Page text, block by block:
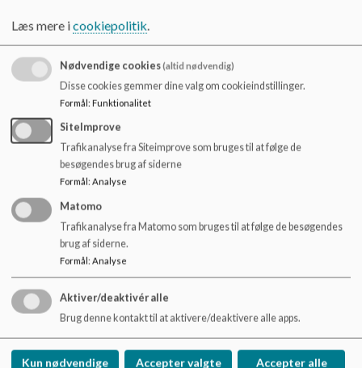
d
muligheder for at ryste matematikundervisningen og arbejde
med faget på en anderledes måde. VI arbejder med en
tematisk og undersøgende tilgang til matematikken.
I år har vi arbejdet med Matematik i anvendelse. Der er
designet et-plans huse, planlagt skolefester, indrettet
skolegårde, undersøgt matematikken i kartoflerne og gået i
dybden med valgmatematikken.
Vi glæder os til næste år, hvor vi fejrer matematikken endnu
Vores hverdag med matematikundervisning er i udvikling, og
vi arbejder langt mere undersøgende i klasseundervisningen.
Vadgård Skole
Kong Hans Allé 32, 2860 Søborg
Læs mere icookiepolitik.
Nødvendige cookies(altid nødvendig)
Disse cookies gemmer dine valg om cookieindstillinger.
Formål: Funktionalitet
SiteImprove
Trafikanalyse fra Siteimprove som bruges til at følge de
besøgendes brug af siderne
Formål : Analyse
Matomo
Trafikanalyse fra Matomo som bruges til at følge de besøgendes
brug af siderne.
Formål: Analyse
Aktiver/deaktivér alle
Brug denne kontakt til at aktivere/deaktivere alle apps.
Kun nødvendige Accepter valgte Accepter alle